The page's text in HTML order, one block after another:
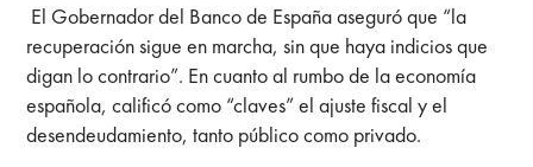
El Gobernador del Banco de España aseguró que “la
recuperación sigue en marcha, sin que haya indicios que
digan lo contrario”. En cuanto al rumbo de la economía
española, calificó como “claves” el ajuste fiscal y el
desendeudamiento, tanto público como privado.